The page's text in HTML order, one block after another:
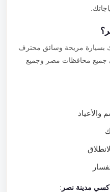
مريحة وسائق محترف
محافظات مصر وجميع
مدينة نصر: